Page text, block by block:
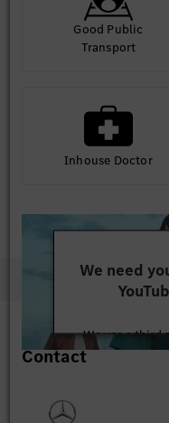
Good Public
Transport
Inhouse Doctor
We need
We use a third
content that may
Contact